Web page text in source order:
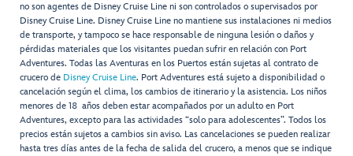
no son agentes de Disney Cruise Line ni son controlados o supervisados por
Disney Cruise Line. Disney Cruise Line no mantiene sus instalaciones ni medios
de transporte, y tampoco se hace responsable de ninguna lesión o daños y
pérdidas materiales que los visitantes puedan sufrir en relación con Port
Adventures. Todas las Aventuras en los Puertos están sujetas al contrato de
crucero de Disney Cruise Line. Port Adventures está sujeto a disponibilidad o
cancelación según el clima, los cambios de itinerario y la asistencia. Los niños
menores de 18 años deben estar acompañados por un adulto en Port
Adventures, excepto para las actividades “solo para adolescentes”. Todos los
precios están sujetos a cambios sin aviso. Las cancelaciones se pueden realizar
hasta tres días antes de la fecha de salida del crucero, a menos que se indique